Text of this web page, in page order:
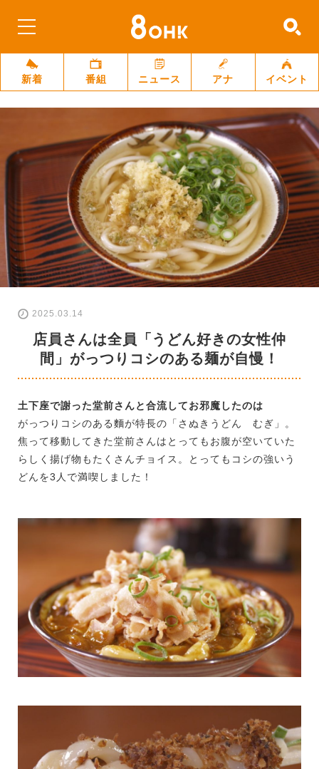
新着 番組 ニュース アナ イベント
2025.03.14
店員さんは全員「うどん好きの女性仲
間」がっつりコシのある麺が自慢！
土下座で謝った堂前さんと合流してお邪魔したのは
がっつりコシのある麵が特長の「さぬきうどん むぎ」。
焦って移動してきた堂前さんはとってもお腹が空いていた
らしく揚げ物もたくさんチョイス。とってもコシの強いう
どんを3人で満喫しました！